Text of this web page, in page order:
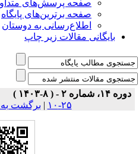
صفحه پرسش‌های متداول
صفحه برترین‌های پایگاه
اطلاع‌رسانی به دوستان
بایگانی مقالات زیر چاپ
دوره ۱۴، شماره ۲ - ( ۸-۱۴۰۳ )
۲۵-۱۰
| برگشت به